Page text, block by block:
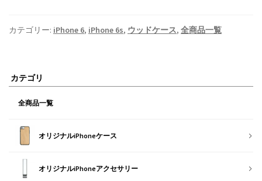
カテゴリー: iPhone 6, iPhone 6s, ウッドケース, 全商品一覧
カテゴリ
全商品一覧
オリジナルiPhoneケース
オリジナルiPhoneアクセサリー